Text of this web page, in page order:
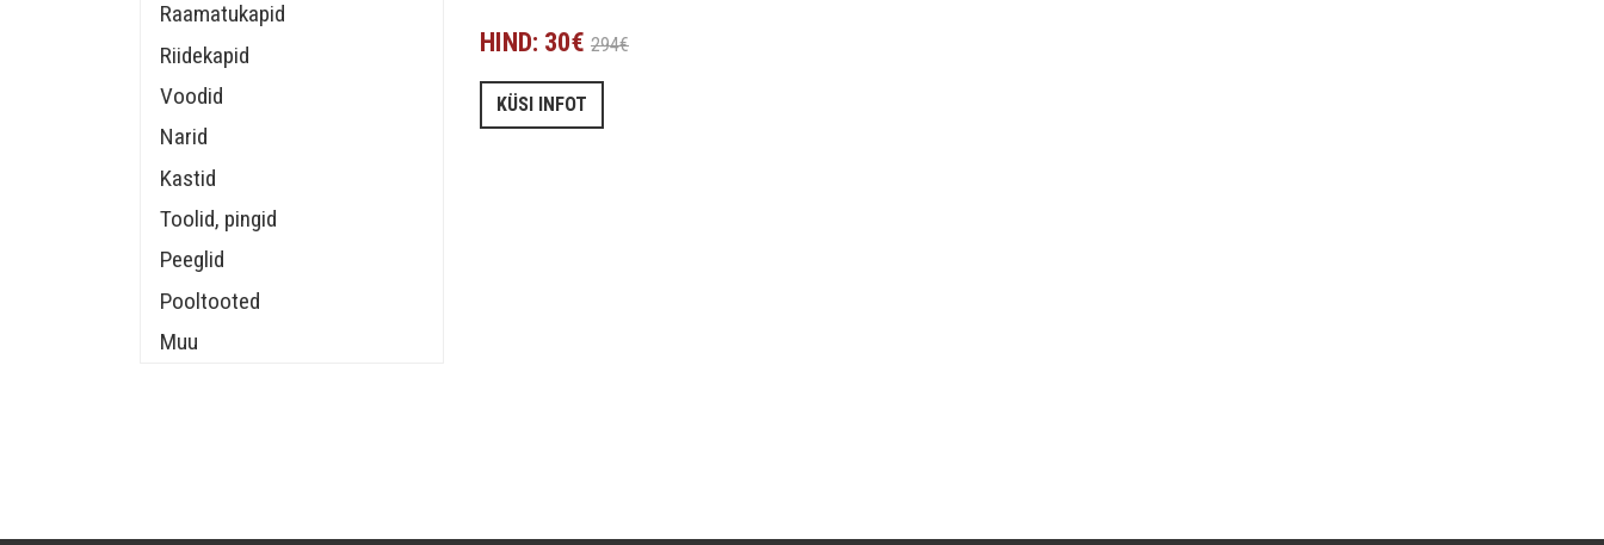
Raamatukapid
Riidekapid
Voodid
Narid
Kastid
Toolid, pingid
Peeglid
Pooltooted
Muu
HIND: 30€ 294€
KÜSI INFOT